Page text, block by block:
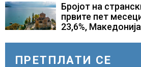
Бројот на
првите пет
23,6%,
ПРЕТПЛАТИ СЕ